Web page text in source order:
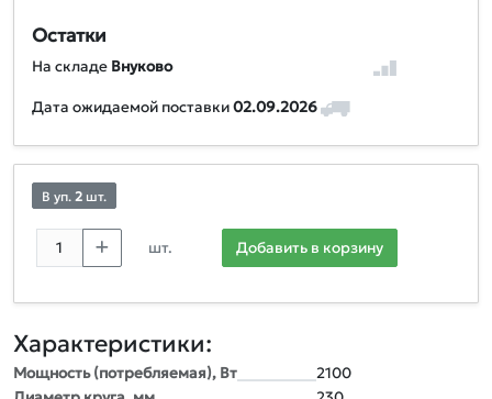
Остатки
На складе Внуково
Дата ожидаемой поставки02.09.2026
В уп. 2 шт.
шт. Добавить в корзину
Характеристики:
Мощность (потребляемая), Вт
2100